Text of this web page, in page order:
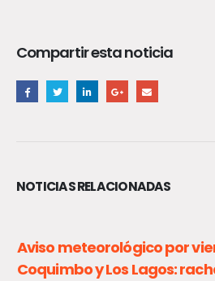
Compartir esta noticia
NOTICIAS RELACIONADAS
VRS muestra un sostenido
últimas semanas